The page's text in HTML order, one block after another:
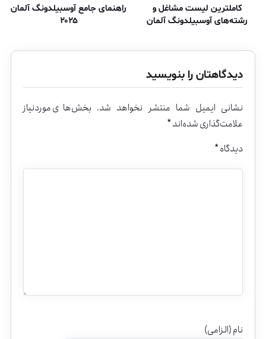
کاملترین لیست مشاغل و
رشته‌های آوسبیلدونگ آلمان
راهنمای جامع آوسبیلدونگ آلمان
۲۰۲۵
دیدگاهتان را بنویسید
نشانی ایمیل شما منتشر نخواهد شد. بخش‌های موردنیاز
علامت‌گذاری شده‌اند*
دیدگاه*
نام (الزامی)